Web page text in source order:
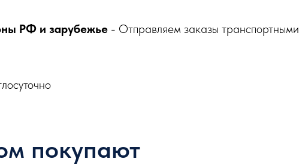
РФ и зарубежье - Отправляем заказы транспортными
покупают